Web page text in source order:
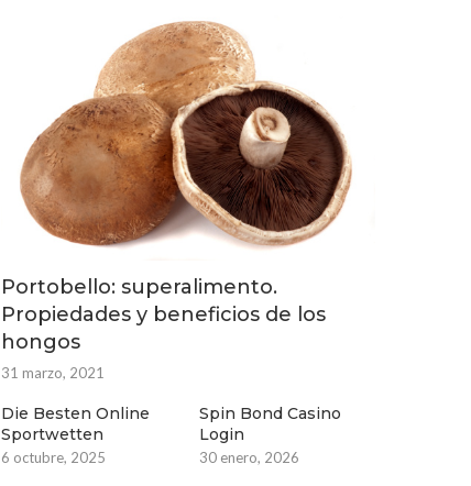
Portobello: superalimento.
Propiedades y beneficios de los
hongos
31 marzo, 2021
Die Besten Online
Sportwetten
6 octubre, 2025
Spin Bond Casino
Login
30 enero, 2026